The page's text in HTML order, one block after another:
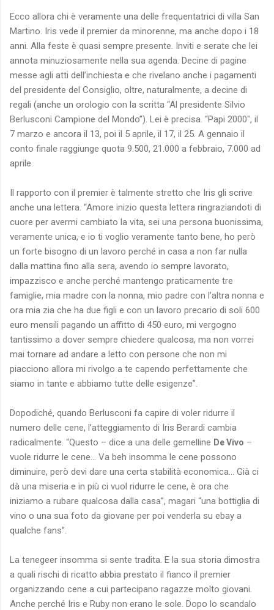
Ecco allora chi è veramente una delle frequentatrici di villa San
Martino. Iris vede il premier da minorenne, ma anche dopo i 18
anni. Alla feste è quasi sempre presente. Inviti e serate che lei
annota minuziosamente nella sua agenda. Decine di pagine
messe agli atti dell’inchiesta e che rivelano anche i pagamenti
del presidente del Consiglio, oltre, naturalmente, a decine di
regali (anche un orologio con la scritta “Al presidente Silvio
Berlusconi Campione del Mondo”). Lei è precisa. “Papi 2000″, il
7 marzo e ancora il 13, poi il 5 aprile, il 17, il 25. A gennaio il
conto finale raggiunge quota 9.500, 21.000 a febbraio, 7.000 ad
aprile.
Il rapporto con il premier è talmente stretto che Iris gli scrive
anche una lettera. “Amore inizio questa lettera ringraziandoti di
cuore per avermi cambiato la vita, sei una persona buonissima,
veramente unica, e io ti voglio veramente tanto bene, ho però
un forte bisogno di un lavoro perché in casa a non far nulla
dalla mattina fino alla sera, avendo io sempre lavorato,
impazzisco e anche perché mantengo praticamente tre
famiglie, mia madre con la nonna, mio padre con l’altra nonna e
ora mia zia che ha due figli e con un lavoro precario di soli 600
euro mensili pagando un affitto di 450 euro, mi vergogno
tantissimo a dover sempre chiedere qualcosa, ma non vorrei
mai tornare ad andare a letto con persone che non mi
piacciono allora mi rivolgo a te capendo perfettamente che
siamo in tante e abbiamo tutte delle esigenze”.
Dopodiché, quando Berlusconi fa capire di voler ridurre il
numero delle cene, l’atteggiamento di Iris Berardi cambia
radicalmente. “Questo – dice a una delle gemelline De Vivo –
vuole ridurre le cene… Va beh insomma le cene possono
diminuire, però devi dare una certa stabilità economica… Già ci
dà una miseria e in più ci vuol ridurre le cene, è ora che
iniziamo a rubare qualcosa dalla casa”, magari “una bottiglia di
vino o una sua foto da giovane per poi venderla su ebay a
qualche fans”.
La tenegeer insomma si sente tradita. E la sua storia dimostra
a quali rischi di ricatto abbia prestato il fianco il premier
organizzando cene a cui partecipano ragazze molto giovani.
Anche perché Iris e Ruby non erano le sole. Dopo lo scandalo